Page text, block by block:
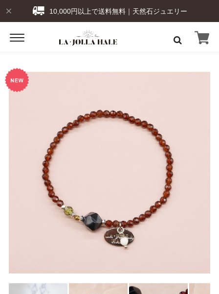
10,000円以上で送料無料｜天然石ジュエリー